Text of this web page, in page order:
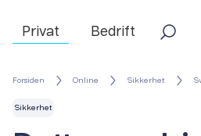
Privat Bedrift
Forsiden Online Sikkerhet
Sikkerhet